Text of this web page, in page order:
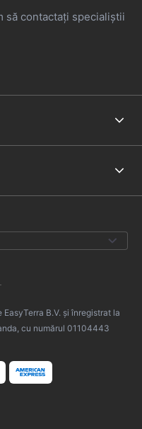
să contactați specialiștii
B.V. și înregistrat la
cu numărul 01104443